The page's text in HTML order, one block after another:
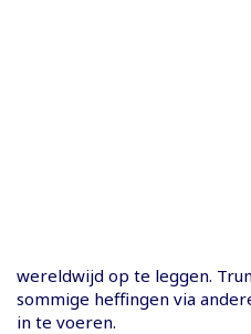
wereldwijd op te leggen.
sommige heffingen via
in te voeren.